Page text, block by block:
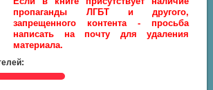
пропаганды ЛГБТ и другого,
запрещенного контента - просьба
написать на почту для удаления
материала.